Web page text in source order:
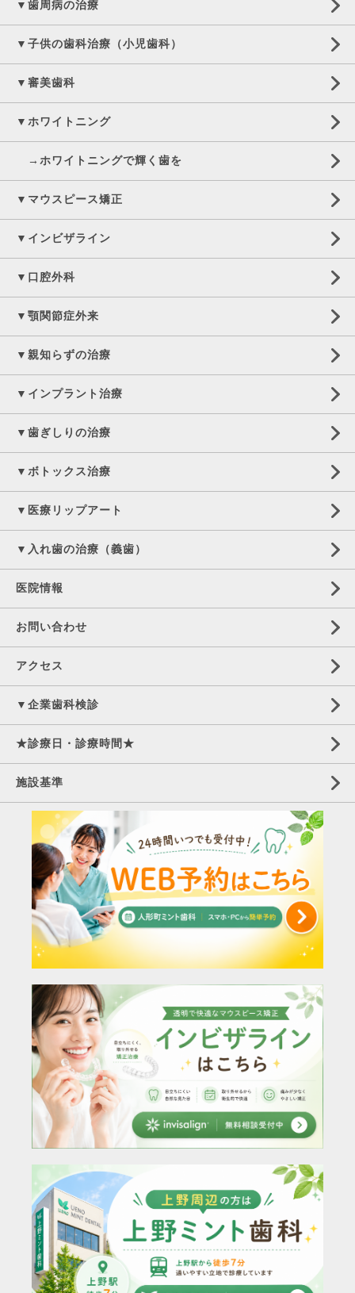
▼歯周病の治療
▼子供の歯科治療（小児歯科）
▼審美歯科
▼ホワイトニング
→ホワイトニングで輝く歯を
▼マウスピース矯正
▼インビザライン
▼口腔外科
▼顎関節症外来
▼親知らずの治療
▼インプラント治療
▼歯ぎしりの治療
▼ボトックス治療
▼医療リップアート
▼入れ歯の治療（義歯）
医院情報
お問い合わせ
アクセス
▼企業歯科検診
★診療日・診療時間★
施設基準